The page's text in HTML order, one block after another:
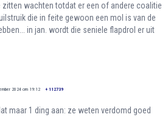
zitten wachten totdat er een of andere coalitie
die in feite gewoon een mol is van de
in jan. wordt die seniele flapdrol er uit
2024 om 19:12 + 112739
maar 1 ding aan: ze weten verdomd goed